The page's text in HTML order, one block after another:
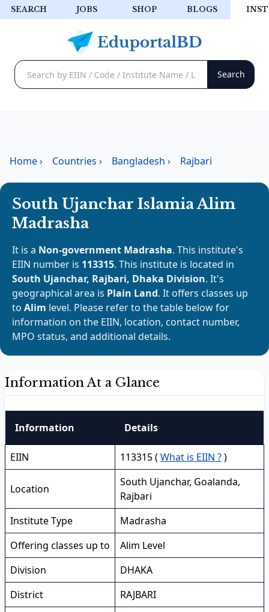
SEARCH JOBS SHOP BLOGS
Home› Countries › Bangladesh › Rajbari
South Ujanchar Islamia Alim
Madrasha
It is a Non-government Madrasha. This institute's
EIIN number is 113315. This institute is located in
South Ujanchar, Rajbari, Dhaka Division. It's
geographical area is Plain Land. It offers classes up
to Alim level. Please refer to the table below for
information on the EIIN, location, contact number,
MPO status, and additional details.
Information At a Glance
Information Details
EIIN 113315 ( What is EIIN ?)
Location
South Ujanchar, Goalanda,
Rajbari
Institute Type
Madrasha
Offering classes up to
Alim Level
Division
DHAKA
District
RAJBARI